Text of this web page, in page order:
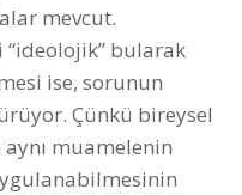
mevcut.
“ideolojik” bularak
ise, sorunun
Çünkü bireysel
muamelenin